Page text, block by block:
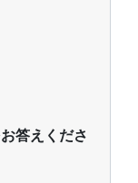
答えくださ